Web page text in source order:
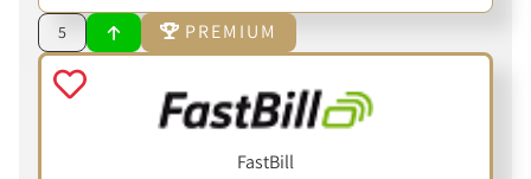
5 PREMIUM
FastBill